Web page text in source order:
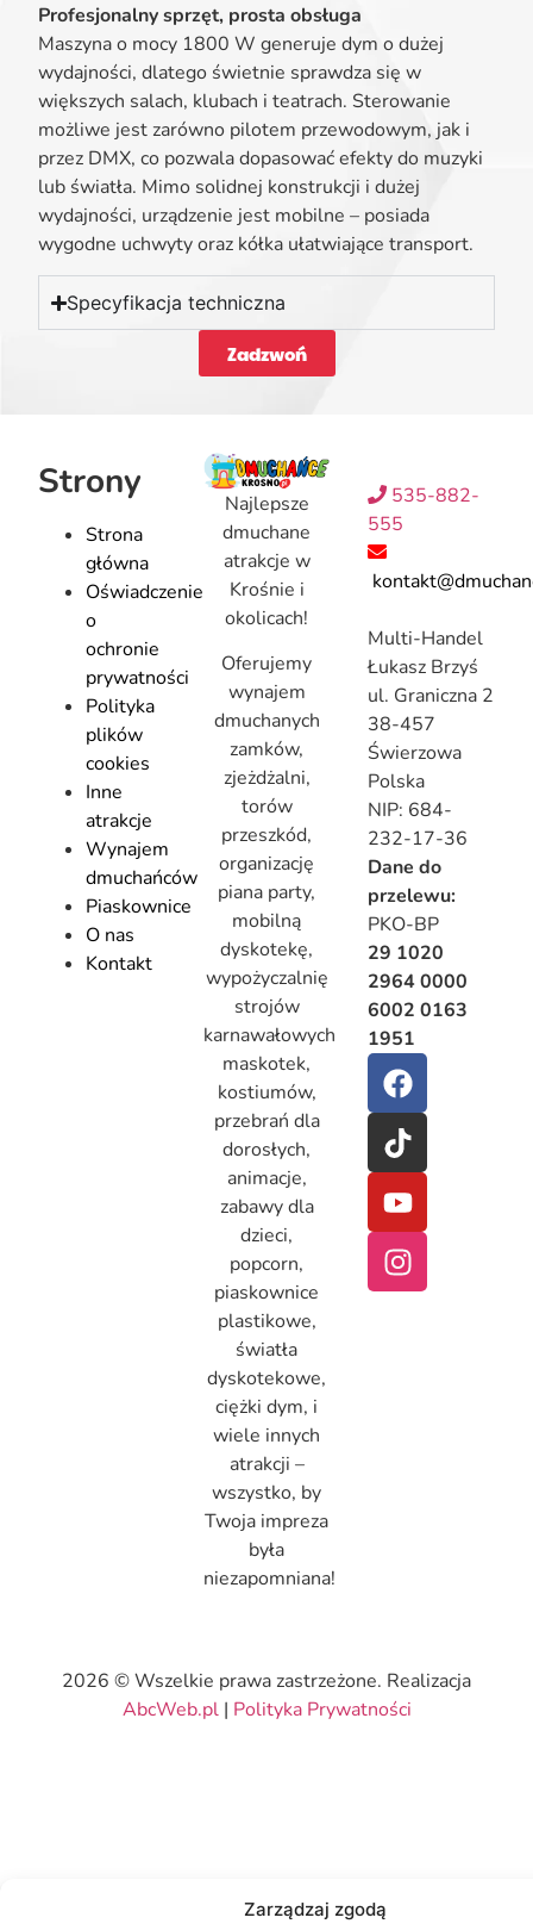
Zarządzaj zgodą
Profesjonalny sprzęt, prosta obsługa
Maszyna o mocy 1800 W generuje dym o dużej
wydajności, dlatego świetnie sprawdza się w
większych salach, klubach i teatrach. Sterowanie
możliwe jest zarówno pilotem przewodowym, jak i
przez DMX, co pozwala dopasować efekty do muzyki
lub światła. Mimo solidnej konstrukcji i dużej
wydajności, urządzenie jest mobilne – posiada
wygodne uchwyty oraz kółka ułatwiające transport.
Specyfikacja techniczna
Zadzwoń
Strony
Strona
główna
Oświadczenie
o
ochronie
prywatności
Polityka
plików
cookies
Inne
atrakcje
Wynajem
dmuchańców
Piaskownice
O nas
Kontakt
Najlepsze
dmuchane
atrakcje w
Krośnie i
okolicach!
Oferujemy
wynajem
dmuchanych
zamków,
zjeżdżalni,
torów
przeszkód,
organizację
piana party,
mobilną
dyskotekę,
wypożyczalnię
strojów
karnawałowych
maskotek,
kostiumów,
przebrań dla
dorosłych,
animacje,
zabawy dla
dzieci,
popcorn,
piaskownice
plastikowe,
światła
dyskotekowe,
ciężki dym, i
wiele innych
atrakcji –
wszystko, by
Twoja impreza
była
niezapomniana!
535-882-
555
Multi-Handel
Łukasz Brzyś
ul. Graniczna 2
38-457
Świerzowa
Polska
NIP: 684-
232-17-36
Dane do
przelewu:
PKO-BP
29 1020
2964 0000
6002 0163
1951
2026 © Wszelkie prawa zastrzeżone. Realizacja
AbcWeb.pl| Polityka Prywatności